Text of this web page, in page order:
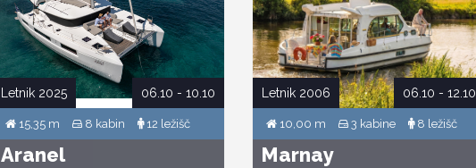
06.10 - 10.10
Letnik 2025
15,35 m 8 kabin 12 ležišč
Aranel
06.10 - 12.10
Letnik 2006
10,00 m 3 kabine 8 ležišč
Marnay